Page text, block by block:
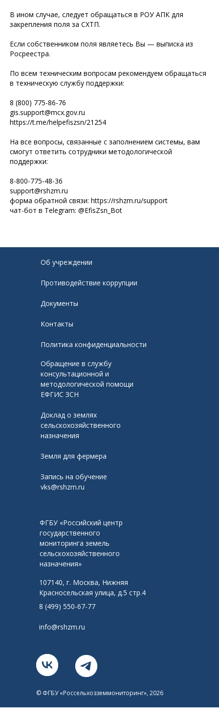
В ином случае, следует обращаться в РОУ АПК для
закрепления поля за СХТП.
Если собственником поля являетесь Вы — выписка из
Росреестра.
По всем техническим вопросам рекомендуем обращаться
в техническую службу поддержки:
8 (800) 775-86-76
gis.support@mcx.gov.ru
https://t.me/helpefiszsn/21254
На все вопросы, связанные с заполнением системы, вам
смогут ответить сотрудники методологической
поддержки:
8-800-775-48-36
support@rshzm.ru
форма обратной связи: https://rshzm.ru/support
чат-бот в Telegram: @EfisZsn_Bot
ФГБУ «Российский центр
государственного
мониторинга земель
сельскохозяйственного
назначения»
107140, г. Москва, Нижняя
Красносельская улица, д.5 стр.4
8 (499) 550-67-77
info@rshzm.ru
Об учреждении
Противодействие коррупции
Документы
Контакты
Политика конфиденциальности
Обращение в службу
консультационной и
методологической помощи
ЕФГИС ЗСН
Доклад о землях
сельскохозяйственного
назначения
Земля для фермера
Запись на обучение
vks@rshzm.ru
© ФГБУ «Россельхозземмониторинг», 2026